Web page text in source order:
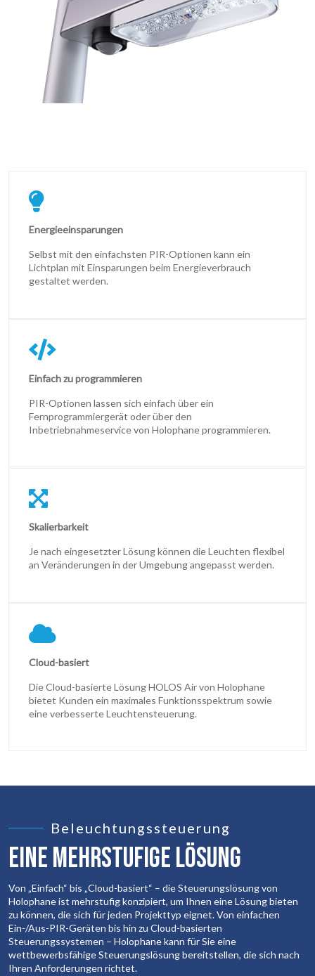
Energieeinsparungen
Selbst mit den einfachsten PIR-Optionen kann ein
Lichtplan mit Einsparungen beim Energieverbrauch
gestaltet werden.
Einfach zu programmieren
PIR-Optionen lassen sich einfach über ein
Fernprogrammiergerät oder über den
Inbetriebnahmeservice von Holophane programmieren.
Skalierbarkeit
Je nach eingesetzter Lösung können die Leuchten flexibel
an Veränderungen in der Umgebung angepasst werden.
Cloud-basiert
Die Cloud-basierte Lösung HOLOS Air von Holophane
bietet Kunden ein maximales Funktionsspektrum sowie
eine verbesserte Leuchtensteuerung.
Beleuchtungssteuerung
EINE MEHRSTUFIGE LÖSUNG
Von „Einfach“ bis „Cloud-basiert“ – die Steuerungslösung von
Holophane ist mehrstufig konzipiert, um Ihnen eine Lösung bieten
zu können, die sich für jeden Projekttyp eignet. Von einfachen
Ein-/Aus-PIR-Geräten bis hin zu Cloud-basierten
Steuerungssystemen – Holophane kann für Sie eine
wettbewerbsfähige Steuerungslösung bereitstellen, die sich nach
Ihren Anforderungen richtet.